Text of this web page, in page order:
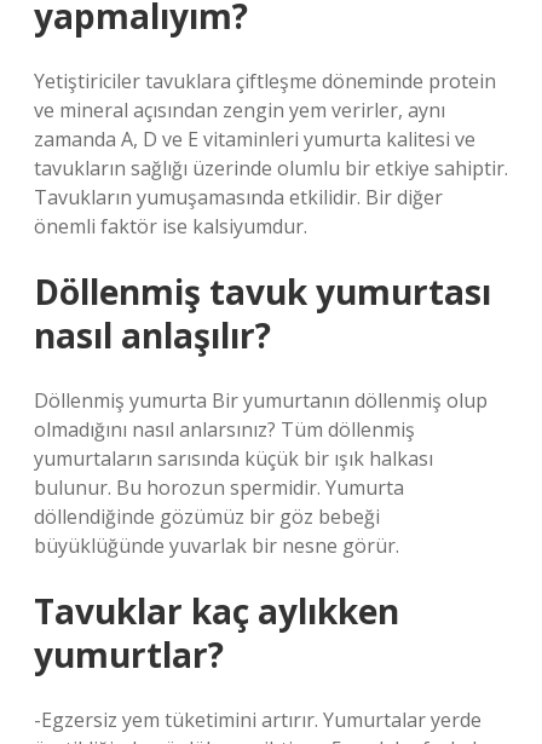
yapmalıyım?
Yetiştiriciler tavuklara çiftleşme döneminde protein
ve mineral açısından zengin yem verirler, aynı
zamanda A, D ve E vitaminleri yumurta kalitesi ve
tavukların sağlığı üzerinde olumlu bir etkiye sahiptir.
Tavukların yumuşamasında etkilidir. Bir diğer
önemli faktör ise kalsiyumdur.
Döllenmiş tavuk yumurtası
nasıl anlaşılır?
Döllenmiş yumurta Bir yumurtanın döllenmiş olup
olmadığını nasıl anlarsınız? Tüm döllenmiş
yumurtaların sarısında küçük bir ışık halkası
bulunur. Bu horozun spermidir. Yumurta
döllendiğinde gözümüz bir göz bebeği
büyüklüğünde yuvarlak bir nesne görür.
Tavuklar kaç aylıkken
yumurtlar?
-Egzersiz yem tüketimini artırır. Yumurtalar yerde